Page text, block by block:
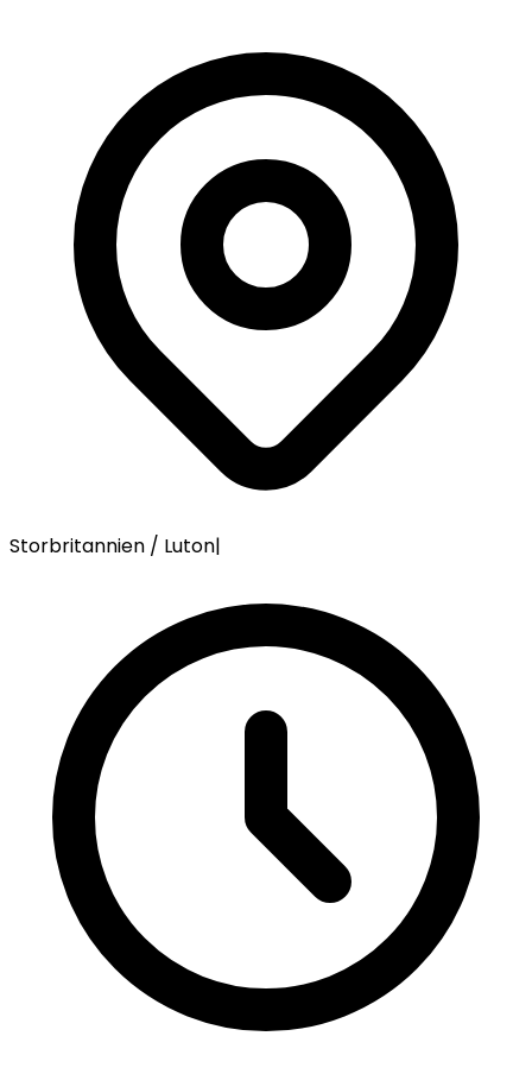
Storbritannien / Luton|